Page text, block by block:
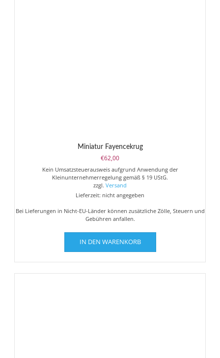
Miniatur Fayencekrug
€62,00
Kein Umsatzsteuerausweis aufgrund Anwendung der
Kleinunternehmerregelung gemäß § 19 UStG.
zzgl. Versand
Lieferzeit: nicht angegeben
Bei Lieferungen in Nicht-EU-Länder können zusätzliche Zölle, Steuern und
Gebühren anfallen.
IN DEN WARENKORB